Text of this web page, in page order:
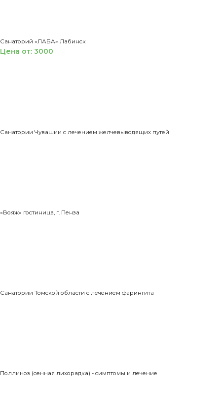
Санаторий «ЛАБА» Лабинск
Цена от: 3000
Санатории Чувашии с лечением желчевыводящих путей
«Вояж» гостиница, г. Пенза
Санатории Томской области с лечением фарингита
Поллиноз (сенная лихорадка) - симптомы и лечение